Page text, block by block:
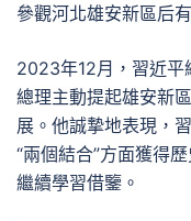
參觀河北雄安新區后
2023年12月，習近平
總理主動提起雄安新
展。他誠摯地表現，
“兩個結合”方面獲得
繼續學習借鑒。